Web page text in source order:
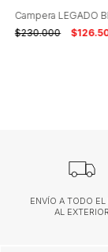
- Talle usado por
CUIDADOS:
-Lavar en
Campera LEGADO
$230.000
ENVÍO A TODO EL
AL EXTERIOR